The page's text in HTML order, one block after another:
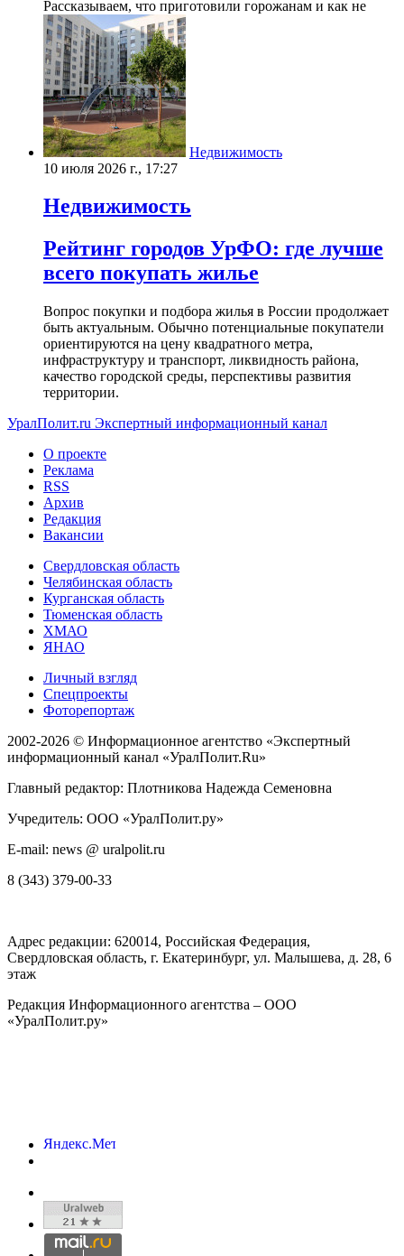
Рассказываем, что приготовили горожанам и как не
Недвижимость
10 июля 2026 г., 17:27
Недвижимость
Рейтинг городов УрФО: где лучше
всего покупать жилье
Вопрос покупки и подбора жилья в России продолжает
быть актуальным. Обычно потенциальные покупатели
ориентируются на цену квадратного метра,
инфраструктуру и транспорт, ликвидность района,
качество городской среды, перспективы развития
территории.
УралПолит.ru Экспертный информационный канал
О проекте
Реклама
RSS
Архив
Редакция
Вакансии
Свердловская область
Челябинская область
Курганская область
Тюменская область
ХМАО
ЯНАО
Личный взгляд
Спецпроекты
Фоторепортаж
2002-2026 © Информационное агентство «Экспертный
информационный канал «УралПолит.Ru»
Главный редактор: Плотникова Надежда Семеновна
Учредитель: ООО «УралПолит.ру»
E-mail: news @ uralpolit.ru
8 (343) 379-00-33
Адрес редакции: 620014, Российская Федерация,
Свердловская область, г. Екатеринбург, ул. Малышева, д. 28, 6
этаж
Редакция Информационного агентства – ООО
«УралПолит.ру»